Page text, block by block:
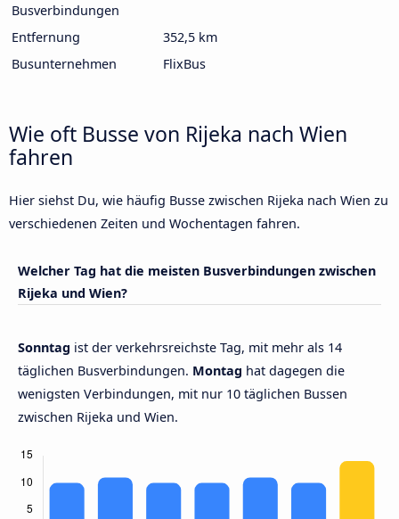
Busverbindungen
Entfernung
352,5 km
Busunternehmen
FlixBus
Wie oft Busse von Rijeka nach Wien
fahren
Hier siehst Du, wie häufig Busse zwischen Rijeka nach Wien zu
verschiedenen Zeiten und Wochentagen fahren.
Welcher Tag hat die meisten Busverbindungen zwischen
Rijeka und Wien?
Sonntag ist der verkehrsreichste Tag, mit mehr als 14
täglichen Busverbindungen. Montag hat dagegen die
wenigsten Verbindungen, mit nur 10 täglichen Bussen
zwischen Rijeka und Wien.